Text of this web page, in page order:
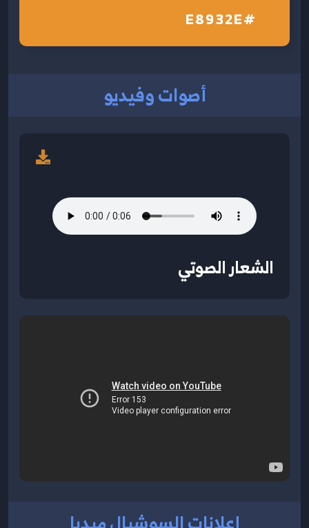
#E8932E
أصوات وفيديو
الشعار الصوتي